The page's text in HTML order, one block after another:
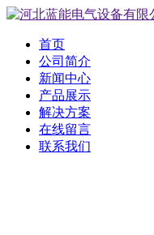
首页
公司简介
新闻中心
产品展示
解决方案
在线留言
联系我们